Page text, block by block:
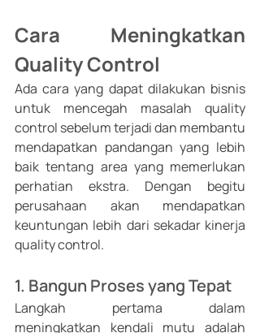
Cara Meningkatkan
Quality Control
Ada cara yang dapat dilakukan bisnis
untuk mencegah masalah quality
control sebelum terjadi dan membantu
mendapatkan pandangan yang lebih
baik tentang area yang memerlukan
perhatian ekstra. Dengan begitu
perusahaan akan mendapatkan
keuntungan lebih dari sekadar kinerja
quality control.
1. Bangun Proses yang Tepat
Langkah pertama dalam
meningkatkan kendali mutu adalah